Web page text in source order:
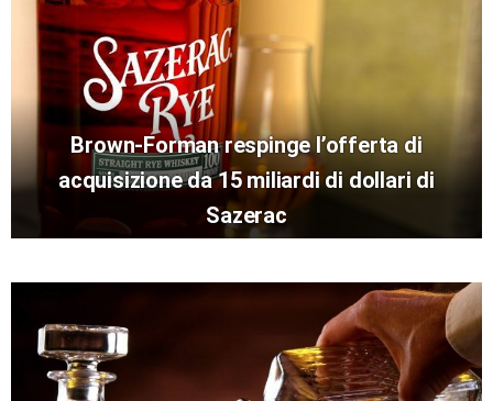
Brown-Forman respinge l’offerta di
acquisizione da 15 miliardi di dollari di
Sazerac